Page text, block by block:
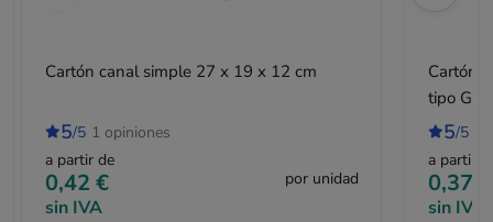
Cartón canal simple 27 x 19 x 12 cm
5/5 1 opiniones
a partir de
0,42 €
sin IVA
por unidad
Cartón
tipo
5/5
a partir
0,37 €
sin IVA